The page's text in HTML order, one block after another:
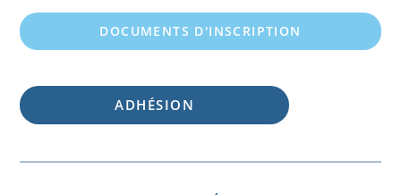
DOCUMENTS D'INSCRIPTION
ADHÉSION